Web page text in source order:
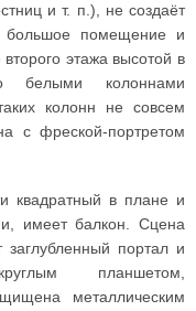
и т. п.), не создаёт
большое помещение и
этажа высотой в
белыми колоннами
колонн не совсем
с фреской-портретом
квадратный в плане и
имеет балкон. Сцена
портал и
планшетом,
металлическим